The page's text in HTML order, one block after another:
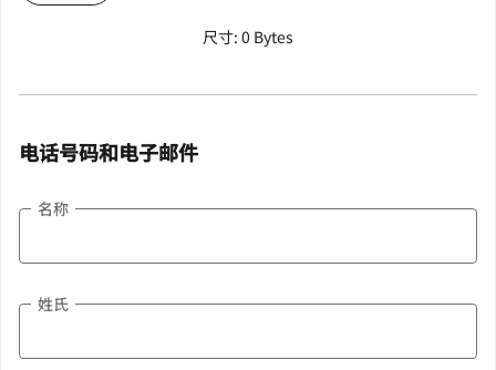
尺寸: 0 Bytes
电话号码和电子邮件
名称
姓氏